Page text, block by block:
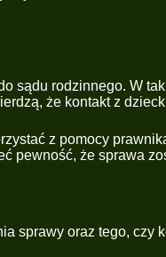
sądu rodzinnego. W
że kontakt z
z pomocy
pewność, że sprawa
oraz tego, czy